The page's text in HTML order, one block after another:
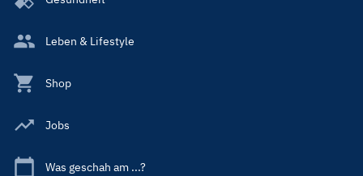
Leben & Lifestyle
Shop
Jobs
Was geschah am ...?